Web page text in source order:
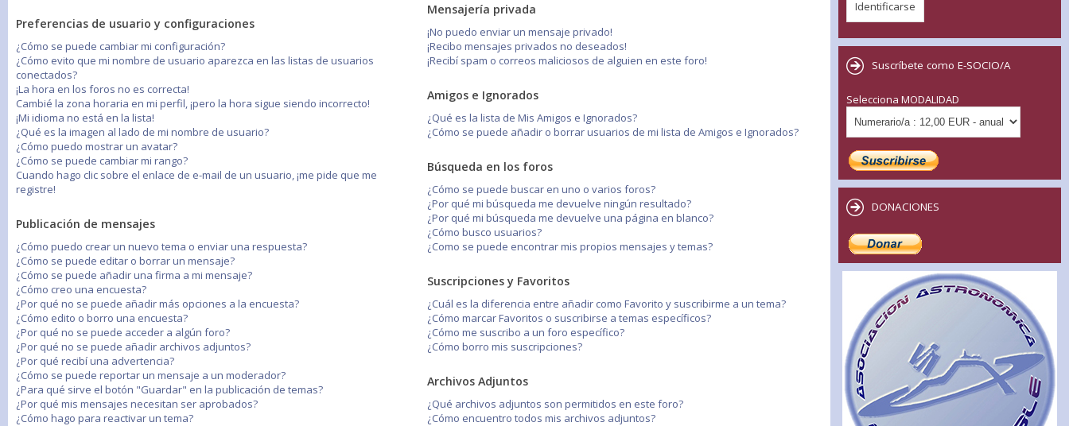
Preferencias de usuario y configuraciones
¿Cómo se puede cambiar mi configuración?
¿Cómo evito que mi nombre de usuario aparezca en las listas de usuarios
conectados?
¡La hora en los foros no es correcta!
Cambié la zona horaria en mi perfil, ¡pero la hora sigue siendo incorrecto!
¡Mi idioma no está en la lista!
¿Qué es la imagen al lado de mi nombre de usuario?
¿Cómo puedo mostrar un avatar?
¿Cómo se puede cambiar mi rango?
Cuando hago clic sobre el enlace de e-mail de un usuario, ¡me pide que me
registre!
Publicación de mensajes
¿Cómo puedo crear un nuevo tema o enviar una respuesta?
¿Cómo se puede editar o borrar un mensaje?
¿Cómo se puede añadir una firma a mi mensaje?
¿Cómo creo una encuesta?
¿Por qué no se puede añadir más opciones a la encuesta?
¿Cómo edito o borro una encuesta?
¿Por qué no se puede acceder a algún foro?
¿Por qué no se puede añadir archivos adjuntos?
¿Por qué recibí una advertencia?
¿Cómo se puede reportar un mensaje a un moderador?
¿Para qué sirve el botón "Guardar" en la publicación de temas?
¿Por qué mis mensajes necesitan ser aprobados?
¿Cómo hago para reactivar un tema?
Mensajería privada
¡No puedo enviar un mensaje privado!
¡Recibo mensajes privados no deseados!
¡Recibí spam o correos maliciosos de alguien en este foro!
Amigos e Ignorados
¿Qué es la lista de Mis Amigos e Ignorados?
¿Cómo se puede añadir o borrar usuarios de mi lista de Amigos e Ignorados?
Búsqueda en los foros
¿Cómo se puede buscar en uno o varios foros?
¿Por qué mi búsqueda me devuelve ningún resultado?
¿Por qué mi búsqueda me devuelve una página en blanco?
¿Cómo busco usuarios?
¿Como se puede encontrar mis propios mensajes y temas?
Suscripciones y Favoritos
¿Cuál es la diferencia entre añadir como Favorito y suscribirme a un tema?
¿Cómo marcar Favoritos o suscribirse a temas específicos?
¿Cómo me suscribo a un foro específico?
¿Cómo borro mis suscripciones?
Archivos Adjuntos
¿Qué archivos adjuntos son permitidos en este foro?
¿Cómo encuentro todos mis archivos adjuntos?
Suscríbete como E-SOCIO/A
Selecciona MODALIDAD
DONACIONES